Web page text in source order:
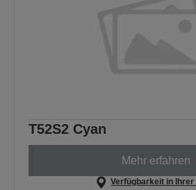
T52S2 Cyan
Mehr erfahren
Verfügbarkeit in Ihrer